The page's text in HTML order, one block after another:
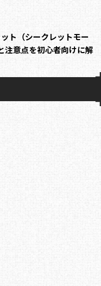
ト（シークレットモー
注意点を初心者向けに解